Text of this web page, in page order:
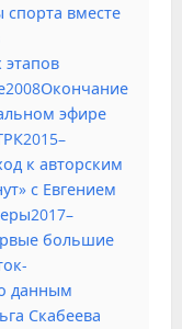
вместе
эфире
к авторским
с Евгением
большие
данным
Скабеева